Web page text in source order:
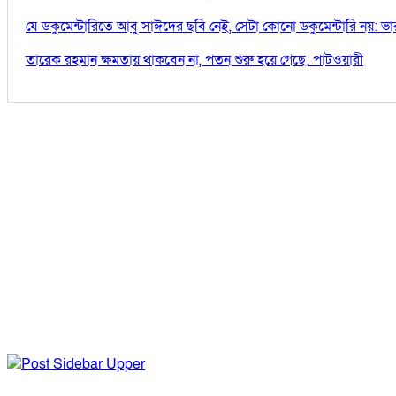
যে ডকুমেন্টারিতে আবু সাঈদের ছবি নেই, সেটা কোনো ডকুমেন্টারি নয়:
তারেক রহমান ক্ষমতায় থাকবেন না, পতন শুরু হয়ে গেছে: পাটওয়ারী